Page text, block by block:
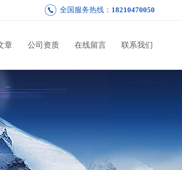
全国服务热线： 18210470050
章 公司资质 在线留言 联系我们